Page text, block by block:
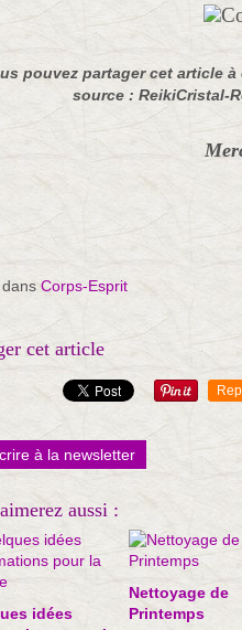
pouvez partager cet article
source : ReikiCristal-
Corps-Esprit
cet article
à la newsletter
aussi :
idées
Nettoyage de
Printemps